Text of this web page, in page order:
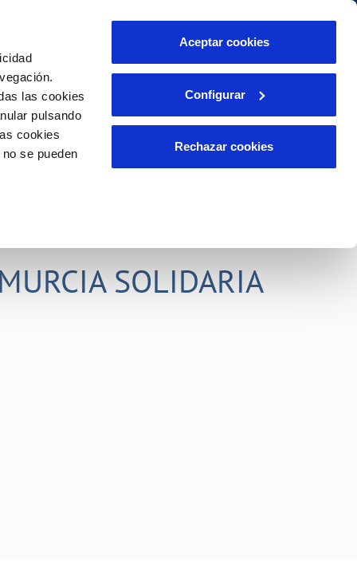
las cookies
pulsando
cookies
se pueden
Aceptar cookies
Configurar
Rechazar cookies
INCIDENCIAS
Comunica anomalías o posibles
PORTAL DE TRANSPARENCIA
Área de clientes
SOLIDARIA